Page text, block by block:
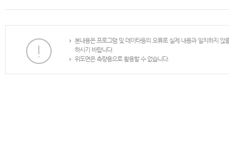
본내용은 프로그램 및 데이타등의 오류로 실제 내용과 일치하지
하시기 바랍니다.
위도면은 측량용으로 활용할 수 없습니다.